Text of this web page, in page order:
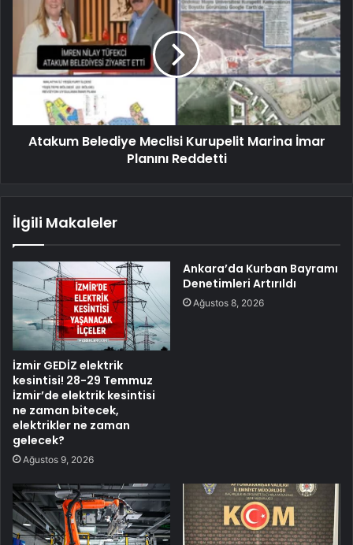
Atakum Belediye Meclisi Kurupelit Marina İmar
Planını Reddetti
İlgili Makaleler
İzmir GEDİZ elektrik
kesintisi! 28-29 Temmuz
İzmir’de elektrik kesintisi
ne zaman bitecek,
elektrikler ne zaman
gelecek?
Ağustos 9, 2026
Ankara’da Kurban Bayramı
Denetimleri Artırıldı
Ağustos 8, 2026